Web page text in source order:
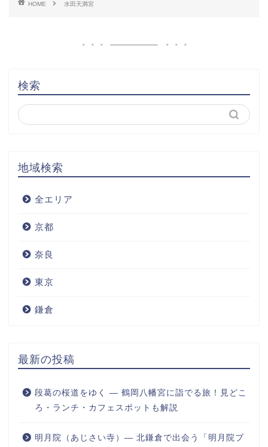
HOME 水田天満宮
検索
地域検索
全エリア
京都
奈良
東京
鎌倉
最新の投稿
段葛の桜道をゆく ― 鶴岡八幡宮に詣でる旅！見どこ
ろ・ランチ・カフェスポットも解説
明月院（あじさい寺）― 北鎌倉で出会う「明月院ブ